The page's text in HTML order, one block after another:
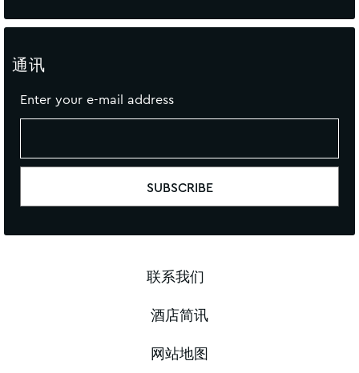
通讯
Enter your e-mail address
联系我们
酒店简讯
网站地图